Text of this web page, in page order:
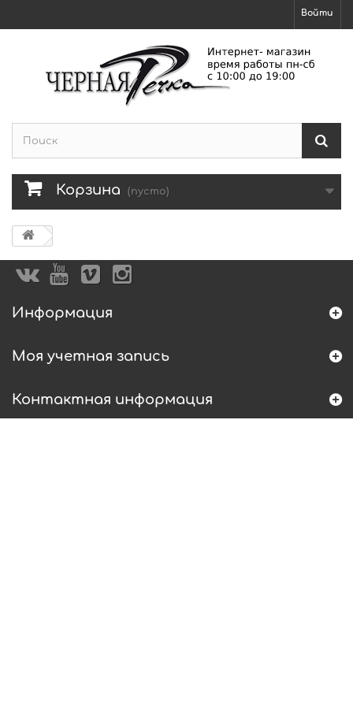
Войти
Корзина (пусто)
Информация
Моя учетная запись
Контактная информация